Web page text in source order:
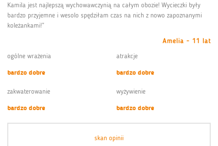
Kamila jest najlepszą wychowawczynią na całym obozie! Wycieczki były
bardzo przyjemne i wesolo spędziłam czas na nich z nowo zapoznanymi
koleżankami!”
Amelia - 11 lat
ogólne wrażenia
bardzo dobre
atrakcje
bardzo dobre
zakwaterowanie
bardzo dobre
wyżywienie
bardzo dobre
skan opinii